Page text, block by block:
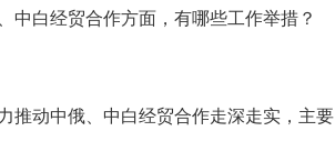
中白经贸合作方面，有哪些工作举措？
推动中俄、中白经贸合作走深走实，主要